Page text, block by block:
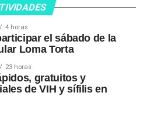
4 horas
el sábado de la
Loma Torta
23 horas
gratuitos y
de VIH y sífilis en